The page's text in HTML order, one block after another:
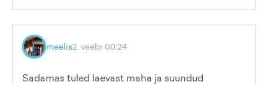
meelis2. veebr 00:24
Sadamas tuled laevast maha ja suundud